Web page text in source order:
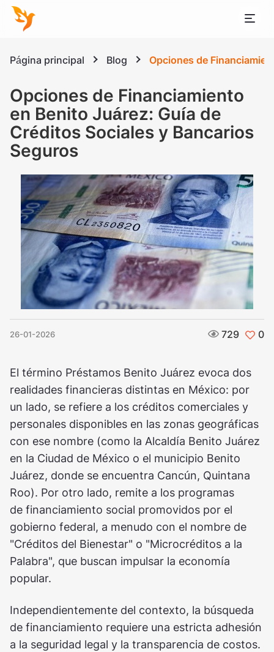
Página principal Blog Opciones de
Opciones de Financiamiento
en Benito Juárez: Guía de
Créditos Sociales y Bancarios
Seguros
26-01-2026 729 0
El término Préstamos Benito Juárez evoca dos
realidades financieras distintas en México: por
un lado, se refiere a los créditos comerciales y
personales disponibles en las zonas geográficas
con ese nombre (como la Alcaldía Benito Juárez
en la Ciudad de México o el municipio Benito
Juárez, donde se encuentra Cancún, Quintana
Roo). Por otro lado, remite a los programas
de financiamiento social promovidos por el
gobierno federal, a menudo con el nombre de
"Créditos del Bienestar" o "Microcréditos a la
Palabra", que buscan impulsar la economía
popular.
Independientemente del contexto, la búsqueda
de financiamiento requiere una estricta adhesión
a la seguridad legal y la transparencia de costos.